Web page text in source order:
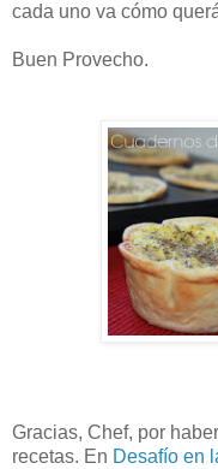
cada uno va cómo
Buen Provecho.
Gracias, Chef, por
recetas. En Desafío en